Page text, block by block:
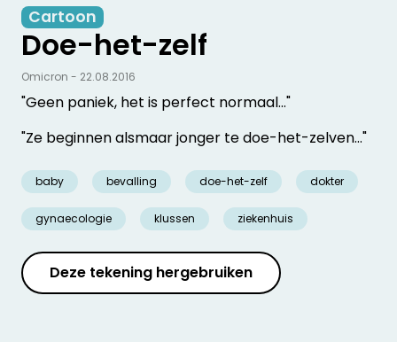
Cartoon
Doe-het-zelf
"Geen paniek, het is perfect normaal…"
"Ze beginnen alsmaar jonger te doe-het-zelven…"
baby bevalling doe-het-zelf dokter
gynaecologie klussen ziekenhuis
Omicron - 22.08.2016
Deze tekening hergebruiken